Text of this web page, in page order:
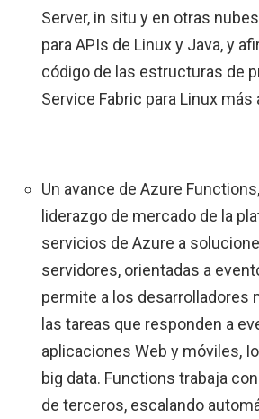
Server, in situ y en otras
para APIs de Linux y Java, y
código de las estructuras de
Service Fabric para Linux
Un avance de Azure
liderazgo de mercado de la
servicios de Azure a
servidores, orientadas a
permite a los desarrolladores
las tareas que responden a
aplicaciones Web y móviles,
big data. Functions trabaja
de terceros, escalando